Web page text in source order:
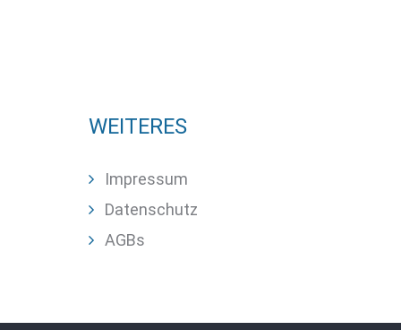
WEITERES
Impressum
Datenschutz
AGBs